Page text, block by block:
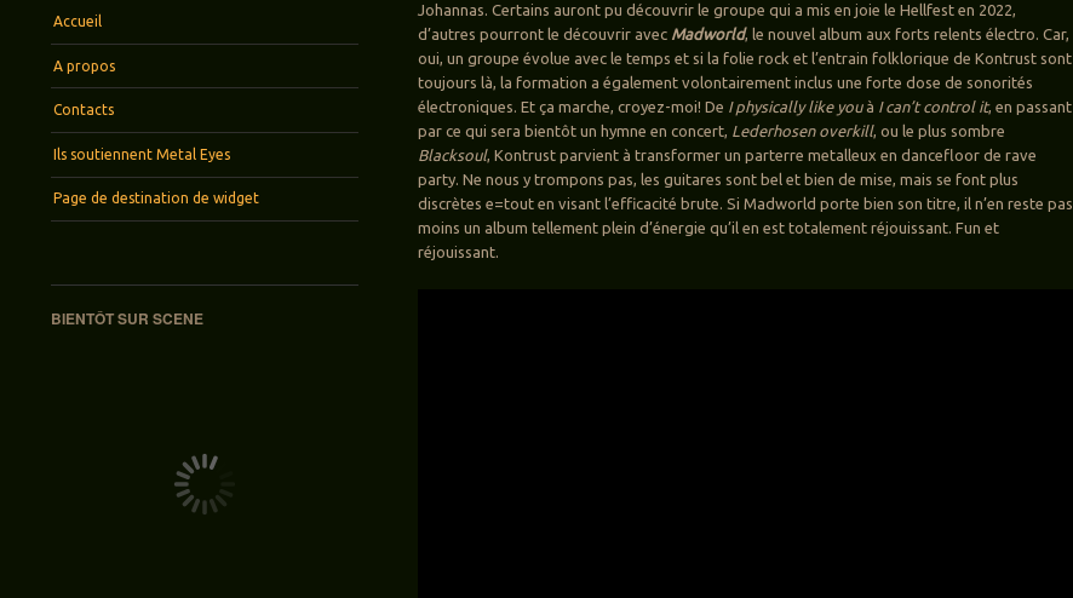
Aller au contenu principal
Accueil
A propos
Contacts
Ils soutiennent Metal Eyes
Page de destination de widget
BIENTÔT SUR SCENE
Johannas. Certains auront pu découvrir le groupe qui a mis en joie le Hellfest en 2022,
d’autres pourront le découvrir avec Madworld, le nouvel album aux forts relents électro. Car,
oui, un groupe évolue avec le temps et si la folie rock et l’entrain folklorique de Kontrust sont
toujours là, la formation a également volontairement inclus une forte dose de sonorités
électroniques. Et ça marche, croyez-moi! De I physically like youà I can’t control it, en passant
par ce qui sera bientôt un hymne en concert, Lederhosen overkill, ou le plus sombre
Blacksoul, Kontrust parvient à transformer un parterre metalleux en dancefloor de rave
party. Ne nous y trompons pas, les guitares sont bel et bien de mise, mais se font plus
discrètes e=tout en visant l’efficacité brute. Si Madworld porte bien son titre, il n’en reste pas
moins un album tellement plein d’énergie qu’il en est totalement réjouissant. Fun et
réjouissant.